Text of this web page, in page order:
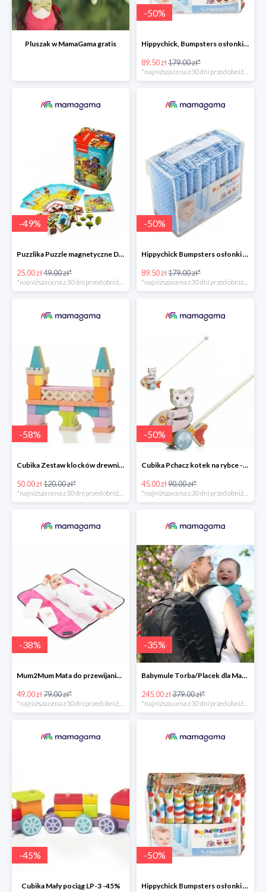
Pluszak w MamaGama gratis
-50%
Hippychick, Bumpsters osłonki na szczebelki -50%
89.50 zł179.00 zł*
-49%
Puzzlika Puzzle magnetyczne Domki -49%
25.00 zł49.00 zł*
*najniższa cena z 30 dni przed obniżką
-50%
Hippychick Bumpsters osłonki na szczebelki kropki/paski niebieskie 10szt. -50%
89.50 zł179.00 zł*
*najniższa cena z 30 dni przed obniżką
-58%
Cubika Zestaw klocków drewnianych most 52 elem. -58%
50.00 zł120.00 zł*
-50%
Cubika Pchacz kotek na rybce -50%
45.00 zł90.00 zł*
-38%
Mum2Mum Mata do przewijania do -38%
49.00 zł79.00 zł*
-35%
Babymule Torba/Placek dla Mamy do -35%
245.00 zł379.00 zł*
-45%
Cubika Mały pociąg LP-3 -45%
-50%
Hippychick Bumpsters osłonki na szczebelki -50%